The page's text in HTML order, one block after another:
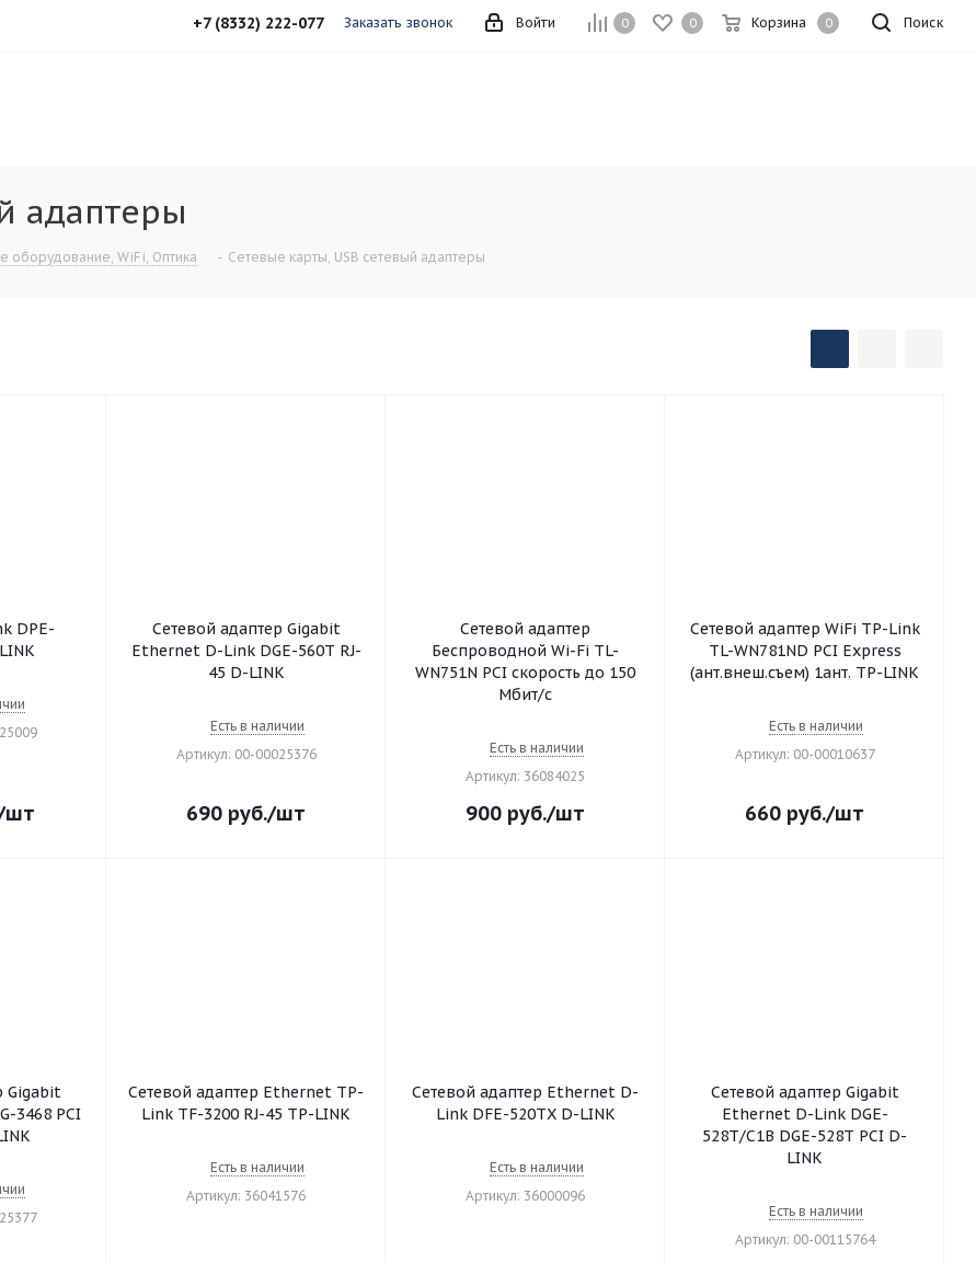
Поиск
0 0 Корзина 0
Войти
+7 (8332) 222-077 Заказать звонок
адаптеры
оборудование, WiFi, Оптика - Сетевые карты, USB сетевый адаптеры
DPE-
шт
Сетевой адаптер Gigabit
Ethernet D-Link DGE-560T RJ-
45 D-LINK
Есть в наличии
Артикул: 00-00025376
690 руб./шт
Сетевой адаптер
Беспроводной Wi-Fi TL-
WN751N PCI скорость до 150
Мбит/с
Есть в наличии
Артикул: 36084025
900 руб./шт
Сетевой адаптер WiFi TP-Link
TL-WN781ND PCI Express
(ант.внеш.съем) 1ант. TP-LINK
Есть в наличии
Артикул: 00-00010637
660 руб./шт
Gigabit
3468 PCI
Сетевой адаптер Ethernet TP-
Link TF-3200 RJ-45 TP-LINK
Есть в наличии
Артикул: 36041576
Сетевой адаптер Ethernet D-
Link DFE-520TX D-LINK
Есть в наличии
Артикул: 36000096
Сетевой адаптер Gigabit
Ethernet D-Link DGE-
528T/C1B DGE-528T PCI D-
LINK
Есть в наличии
Артикул: 00-00115764